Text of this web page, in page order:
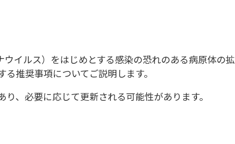
イルス）をはじめとする感染の恐れのある病原体の拡
推奨事項についてご説明します。
、必要に応じて更新される可能性があります。